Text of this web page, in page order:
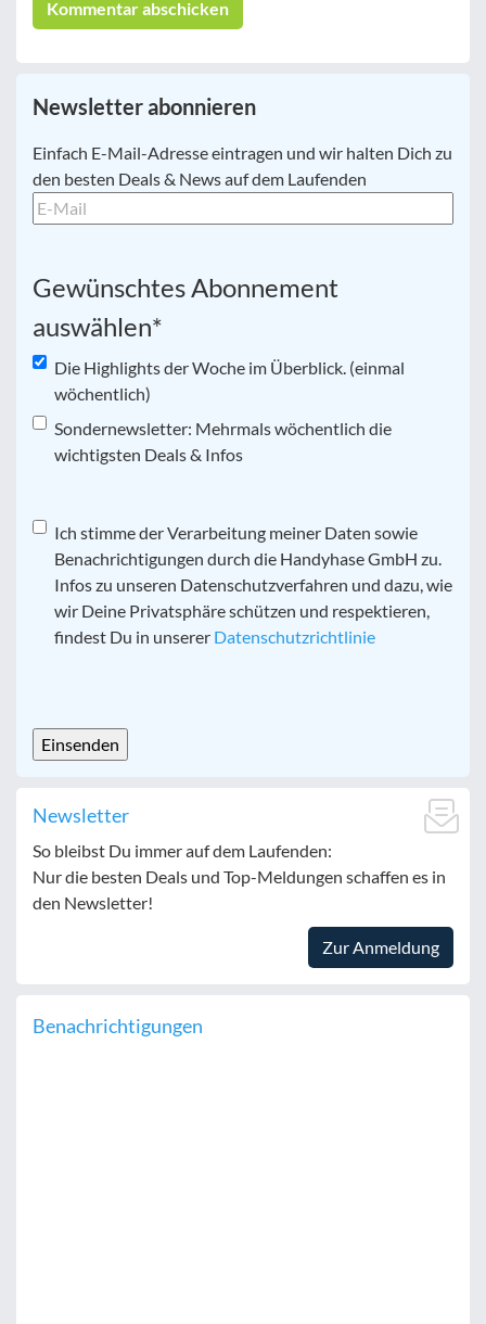
Newsletter abonnieren
E-
Mail *
Einfach E-Mail-Adresse eintragen und wir halten Dich zu
den besten Deals & News auf dem Laufenden
Gewünschtes Abonnement
auswählen*
Die Highlights der Woche im Überblick. (einmal
wöchentlich)
Sondernewsletter: Mehrmals wöchentlich die
wichtigsten Deals & Infos
Datenschutz*
Ich stimme der Verarbeitung meiner Daten sowie
Benachrichtigungen durch die Handyhase GmbH zu.
Infos zu unseren Datenschutzverfahren und dazu, wie
wir Deine Privatsphäre schützen und respektieren,
findest Du in unserer Datenschutzrichtlinie
Newsletter
So bleibst Du immer auf dem Laufenden:
Nur die besten Deals und Top-Meldungen schaffen es in
den Newsletter!
Zur Anmeldung
Benachrichtigungen